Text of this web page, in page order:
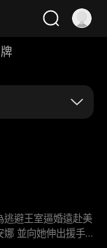
逃避王室逼婚遠赴美
娜 並向她伸出援手